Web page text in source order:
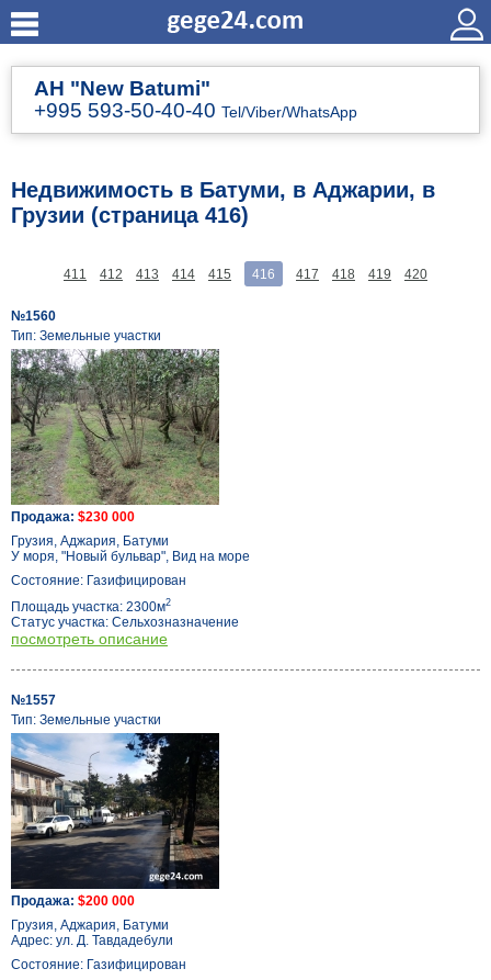
АН "New Batumi"
+995 593-50-40-40 Tel/Viber/WhatsApp
Недвижимость в Батуми, в Аджарии, в
Грузии (страница 416)
411 412 413 414 415 416 417 418 419 420
№1560
Тип: Земельные участки
Продажа: $230 000
Грузия, Аджария, Батуми
У моря, "Новый бульвар", Вид на море
Состояние: Газифицирован
Площадь участка: 2300м2
Статус участка: Сельхозназначение
посмотреть описание
№1557
Тип: Земельные участки
Продажа: $200 000
Грузия, Аджария, Батуми
Адрес: ул. Д. Тавдадебули
Состояние: Газифицирован